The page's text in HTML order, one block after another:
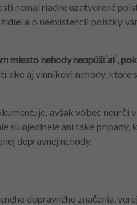
nemal riadne uzatvorené
a o neexistencii poistky
miesto nehody neopúšťať,
aj vinníkovi nehody,
avšak vôbec
sú ojedinelé ani také
dopravnej nehody.
dopravného značenia,